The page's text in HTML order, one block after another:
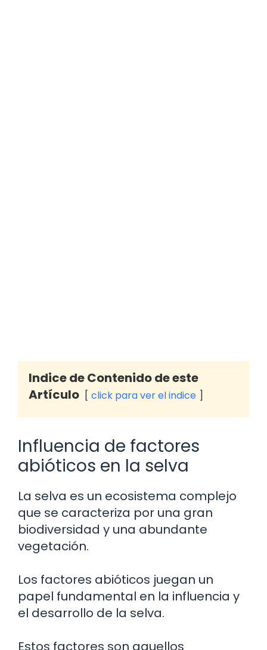
Indice de Contenido de este
Artículo
click para ver el indice
Influencia de factores
abióticos en la selva
La selva es un ecosistema complejo
que se caracteriza por una gran
biodiversidad y una abundante
vegetación.
Los factores abióticos juegan un
papel fundamental en la influencia y
el desarrollo de la selva.
Estos factores son aquellos